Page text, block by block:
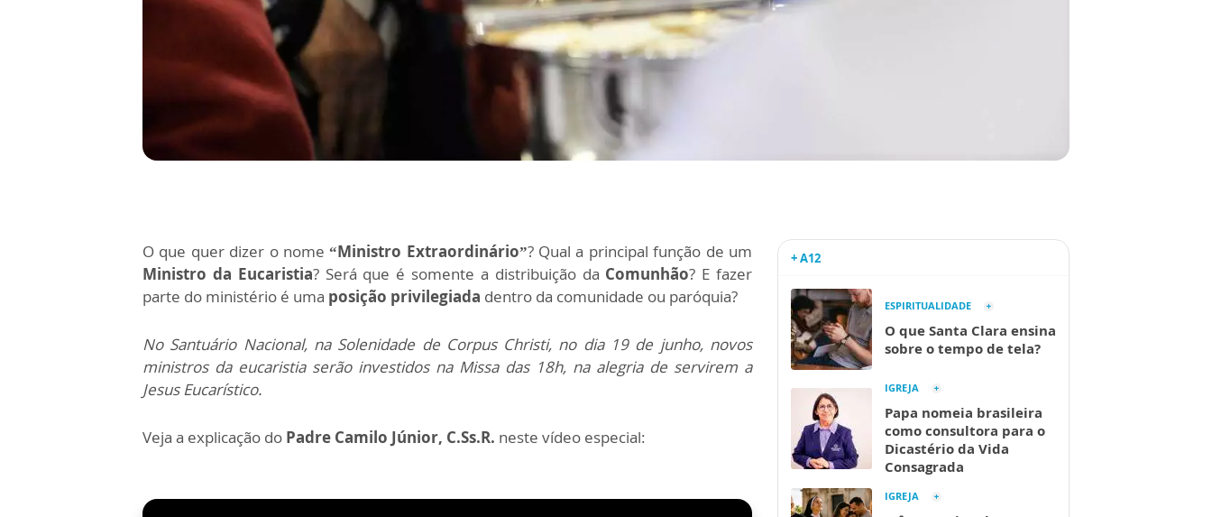
O que quer dizer o nome “Ministro Extraordinário”? Qual a principal função de um
Ministro da Eucaristia? Será que é somente a distribuição da Comunhão? E fazer
parte do ministério é uma posição privilegiada dentro da comunidade ou paróquia?
No Santuário Nacional, na Solenidade de Corpus Christi, no dia 19 de junho, novos
ministros da eucaristia serão investidos na Missa das 18h, na alegria de servirem a
Jesus Eucarístico.
Veja a explicação do Padre Camilo Júnior, C.Ss.R. neste vídeo especial:
+ A12
ESPIRITUALIDADE
O que Santa Clara ensina
sobre o tempo de tela?
IGREJA
Papa nomeia brasileira
como consultora para o
Dicastério da Vida
Consagrada
IGREJA